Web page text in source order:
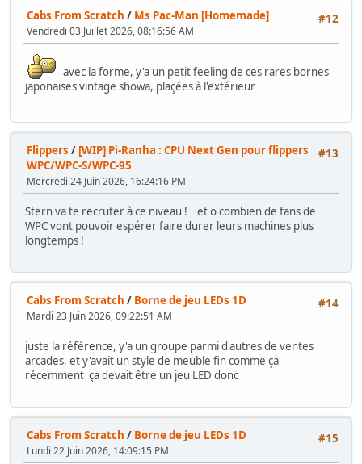
#12
Cabs From Scratch / Ms Pac-Man [Homemade]
Vendredi 03 Juillet 2026, 08:16:56 AM
avec la forme, y'a un petit feeling de ces rares bornes
japonaises vintage showa, plaçées à l'extérieur
#13
Flippers / [WIP] Pi-Ranha : CPU Next Gen pour flippers
WPC/WPC-S/WPC-95
Mercredi 24 Juin 2026, 16:24:16 PM
Stern va te recruter à ce niveau ! et o combien de fans de
WPC vont pouvoir espérer faire durer leurs machines plus
longtemps !
#14
Cabs From Scratch / Borne de jeu LEDs 1D
Mardi 23 Juin 2026, 09:22:51 AM
juste la référence, y'a un groupe parmi d'autres de ventes
arcades, et y'avait un style de meuble fin comme ça
récemment ça devait être un jeu LED donc
#15
Cabs From Scratch / Borne de jeu LEDs 1D
Lundi 22 Juin 2026, 14:09:15 PM